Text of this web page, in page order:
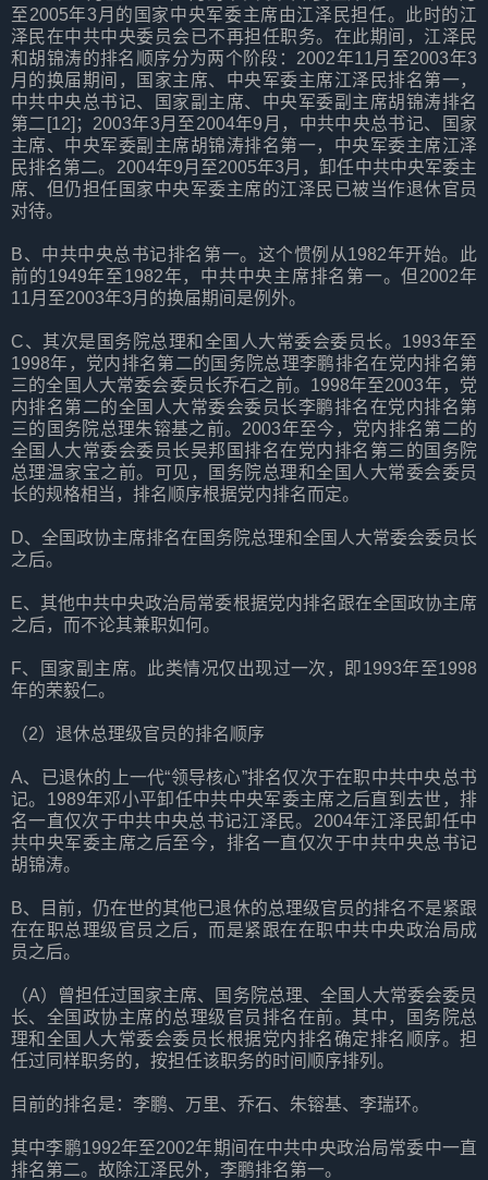
至2005年3月的国家中央军委主席由江泽民担任。此时的江
泽民在中共中央委员会已不再担任职务。在此期间，江泽民
和胡锦涛的排名顺序分为两个阶段：2002年11月至2003年3
月的换届期间，国家主席、中央军委主席江泽民排名第一，
中共中央总书记、国家副主席、中央军委副主席胡锦涛排名
第二[12]；2003年3月至2004年9月，中共中央总书记、国家
主席、中央军委副主席胡锦涛排名第一，中央军委主席江泽
民排名第二。2004年9月至2005年3月，卸任中共中央军委主
席、但仍担任国家中央军委主席的江泽民已被当作退休官员
对待。
B、中共中央总书记排名第一。这个惯例从1982年开始。此
前的1949年至1982年，中共中央主席排名第一。但2002年
11月至2003年3月的换届期间是例外。
C、其次是国务院总理和全国人大常委会委员长。1993年至
1998年，党内排名第二的国务院总理李鹏排名在党内排名第
三的全国人大常委会委员长乔石之前。1998年至2003年，党
内排名第二的全国人大常委会委员长李鹏排名在党内排名第
三的国务院总理朱镕基之前。2003年至今，党内排名第二的
全国人大常委会委员长吴邦国排名在党内排名第三的国务院
总理温家宝之前。可见，国务院总理和全国人大常委会委员
长的规格相当，排名顺序根据党内排名而定。
D、全国政协主席排名在国务院总理和全国人大常委会委员长
之后。
E、其他中共中央政治局常委根据党内排名跟在全国政协主席
之后，而不论其兼职如何。
F、国家副主席。此类情况仅出现过一次，即1993年至1998
年的荣毅仁。
（2）退休总理级官员的排名顺序
A、已退休的上一代“领导核心”排名仅次于在职中共中央总书
记。1989年邓小平卸任中共中央军委主席之后直到去世，排
名一直仅次于中共中央总书记江泽民。2004年江泽民卸任中
共中央军委主席之后至今，排名一直仅次于中共中央总书记
胡锦涛。
B、目前，仍在世的其他已退休的总理级官员的排名不是紧跟
在在职总理级官员之后，而是紧跟在在职中共中央政治局成
员之后。
（A）曾担任过国家主席、国务院总理、全国人大常委会委员
长、全国政协主席的总理级官员排名在前。其中，国务院总
理和全国人大常委会委员长根据党内排名确定排名顺序。担
任过同样职务的，按担任该职务的时间顺序排列。
目前的排名是：李鹏、万里、乔石、朱镕基、李瑞环。
其中李鹏1992年至2002年期间在中共中央政治局常委中一直
排名第二。故除江泽民外，李鹏排名第一。